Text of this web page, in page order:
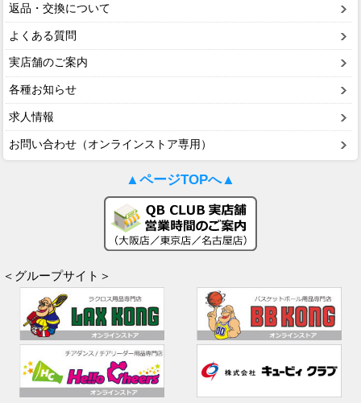
返品・交換について
よくある質問
実店舗のご案内
各種お知らせ
求人情報
お問い合わせ（オンラインストア専用）
▲ページTOPへ▲
＜グループサイト＞